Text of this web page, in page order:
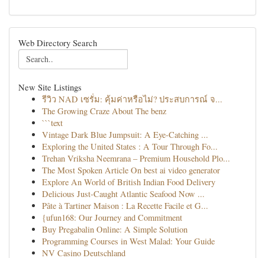
Web Directory Search
New Site Listings
รีวิว NAD เซรั่ม: คุ้มค่าหรือไม่? ประสบการณ์ จ...
The Growing Craze About The benz
```text
Vintage Dark Blue Jumpsuit: A Eye-Catching ...
Exploring the United States : A Tour Through Fo...
Trehan Vriksha Neemrana – Premium Household Plo...
The Most Spoken Article On best ai video generator
Explore An World of British Indian Food Delivery
Delicious Just-Caught Atlantic Seafood Now ...
Pâte à Tartiner Maison : La Recette Facile et G...
{ufun168: Our Journey and Commitment
Buy Pregabalin Online: A Simple Solution
Programming Courses in West Malad: Your Guide
NV Casino Deutschland